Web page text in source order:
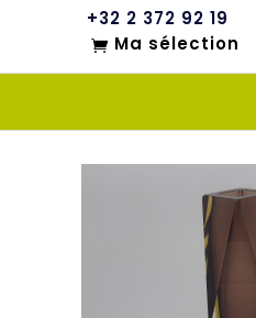
+32 2 372 92 19
Ma sélection